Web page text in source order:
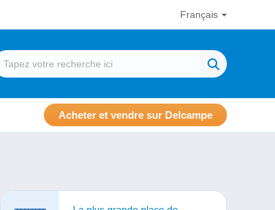
Français
Acheter et vendre sur Delcampe